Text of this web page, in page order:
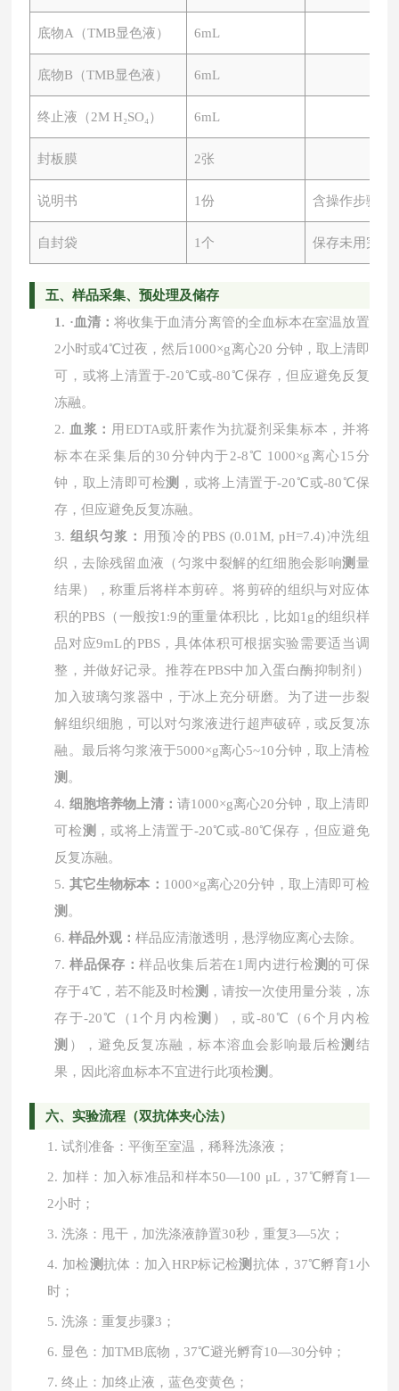
底物A（TMB显色液） 6mL
底物B（TMB显色液） 6mL
终止液（2M H₂SO₄） 6mL
封板膜 2张
说明书 1份 含操作步骤及
自封袋 1个 保存未用完板
五、样品采集、预处理及储存
1. ·血清： 将收集于血清分离管的全血标本在室温放置
2小时或4℃过夜，然后1000×g离心20 分钟，取上清即
可，或将上清置于-20℃或-80℃保存，但应避免反复
冻融。
2. 血浆： 用 EDTA或肝素作为抗凝剂采集标本，并将
标本在采集后的30分钟内于2-8℃ 1000×g离心15分
钟，取上清即可检测
，或将上清置于-20℃或-80℃保
存，但应避免反复冻融。
3. 组织匀浆： 用预冷的PBS (0.01M, pH=7.4)冲洗组
织，去除残留血液（匀浆中裂解的红细胞会影响测 量
结果），称重后将样本剪碎。将剪碎的组织与对应体
积的PBS（一般按1:9的重量体积比，比如1g的组织样
品对应9mL的PBS，具体体积可根据实验需要适当调
整，并做好记录。推荐在PBS中加入蛋白酶抑制剂）
加入玻璃匀浆器中，于冰上充分研磨。为了进一步裂
解组织细胞，可以对匀浆液进行超声破碎，或反复冻
融。最后将匀浆液于5000×g离心5~10分钟，取上清检
测 。
4. 细胞培养物上清： 请1000×g离心20分钟，取上清即
可检测
，或将上清置于-20℃或-80℃保存，但应避免
反复冻融。
5. 其它生物标本： 1000×g离心20分钟，取上清即可检
测 。
6.样品外观：样品应清澈透明，悬浮物应离心去除。
7.样品保存：样品收集后若在1周内进行检测 的可保
存于4℃，若不能及时检测
，请按一次使用量分装，冻
存于-20℃（1个月内检测 ），或-80℃（6个月内检
测 ），避免反复冻融，标本溶血会影响最后检测 结
果，因此溶血标本不宜进行此项检测 。
六、实验流程（双抗体夹心法）
1.试剂准备：平衡至室温，稀释洗涤液；
2. 加样：加入标准品和样本50—100 μL，37℃孵育1—
2小时；
3.洗涤：甩干，加洗涤液静置30秒，重复3—5次；
4. 加检测抗体：加入 HRP标记检测 抗体，37℃孵育1小
时；
5.洗涤：重复步骤3；
6. 显色：加TMB底物，37℃避光孵育10—30分钟；
7.终止：加终止液，蓝色变黄色；